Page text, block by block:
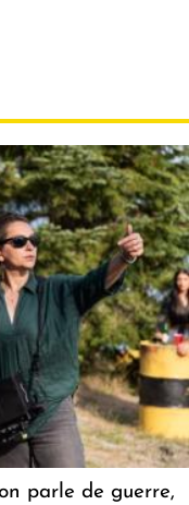
parle de guerre,